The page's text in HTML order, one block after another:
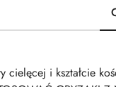
cielęcej i kształcie